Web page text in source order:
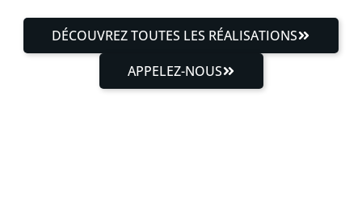
DÉCOUVREZ TOUTES LES RÉALISATIONS
APPELEZ-NOUS